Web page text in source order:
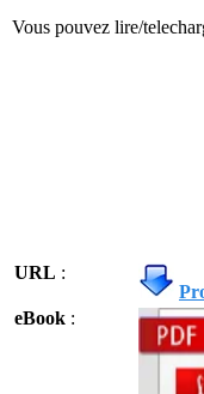
Vous pouvez lire/
URL :
eBook :